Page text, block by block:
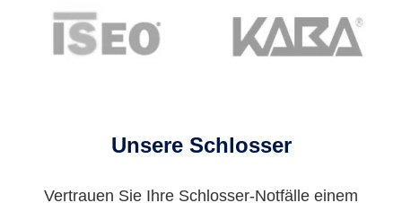
Unsere Schlosser
Vertrauen Sie Ihre Schlosser-Notfälle einem